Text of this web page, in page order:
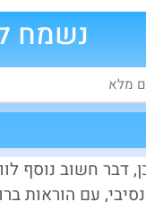
נשמח
דבר חשוב נוסף
עם הוראות